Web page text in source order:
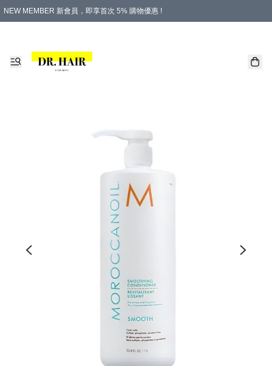
NEW MEMBER 新會員，即享首次 5% 購物優惠 !